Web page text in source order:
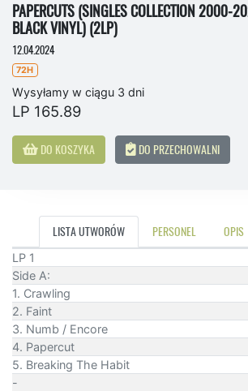
PAPERCUTS (SINGLES COLLECTION 2000-
BLACK VINYL) (2LP)
12.04.2024
72H
Wysyłamy w ciągu 3 dni
LP 165.89
DO KOSZYKA DO PRZECHOWALNI
LISTA UTWORÓW PERSONEL OPIS
LP 1
Side A:
1. Crawling
2. Faint
3. Numb / Encore
4. Papercut
5. Breaking The Habit
-